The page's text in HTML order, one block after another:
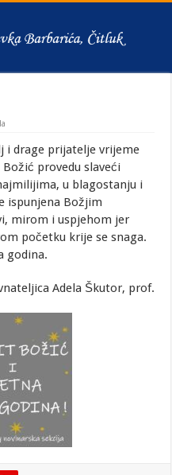
i drage prijatelje vrijeme
provedu slaveći
u blagostanju i
ispunjena Božjim
mirom i uspjehom jer
početku krije se snaga.
godina.
Adela Škutor, prof.